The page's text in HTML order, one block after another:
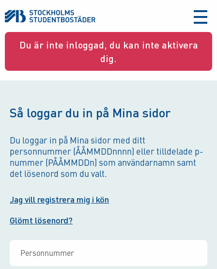
aria-
Du är inte inloggad, du kan inte aktivera
dig.
Så loggar du in på Mina sidor
Du loggar in på Mina sidor med ditt
personnummer (ÅÅMMDDnnnn) eller tilldelade p-
nummer (PÅÅMMDDn) som användarnamn samt
det lösenord som du valt.
Jag vill registrera mig i kön
Glömt lösenord?